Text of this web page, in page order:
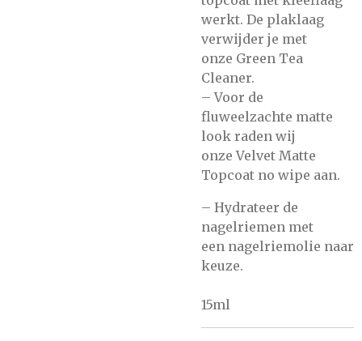
werkt. De plaklaag
verwijder je met
onze Green Tea
Cleaner.
– Voor de
fluweelzachte matte
look raden wij
onze Velvet Matte
Topcoat no wipe aan.
– Hydrateer de
nagelriemen met
een nagelriemolie naar
keuze.
15ml